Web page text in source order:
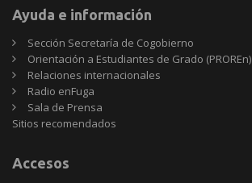
Ayuda e información
Sección Secretaría de Cogobierno
Orientación a Estudiantes de Grado (PROREn)
Relaciones internacionales
Radio enFuga
Sala de Prensa
Sitios
Sitios recomendados
Accesos